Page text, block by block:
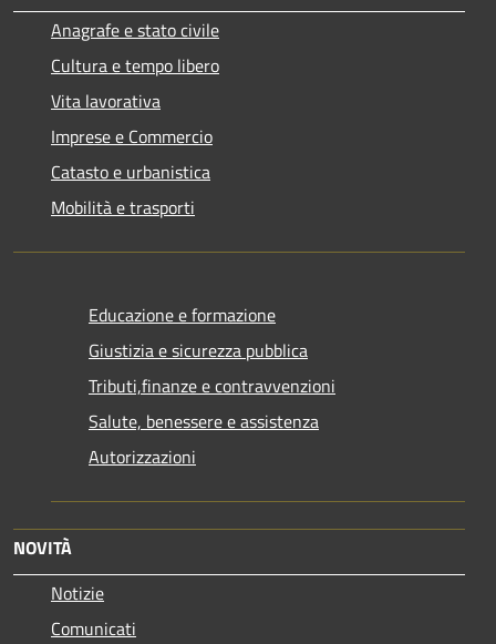
Anagrafe e stato civile
Cultura e tempo libero
Vita lavorativa
Imprese e Commercio
Catasto e urbanistica
Mobilità e trasporti
Educazione e formazione
Giustizia e sicurezza pubblica
Tributi,finanze e contravvenzioni
Salute, benessere e assistenza
Autorizzazioni
NOVITÀ
Notizie
Comunicati